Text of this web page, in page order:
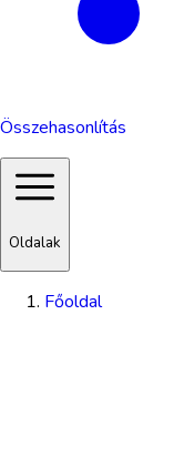
Összehasonlítás
Oldalak
Főoldal